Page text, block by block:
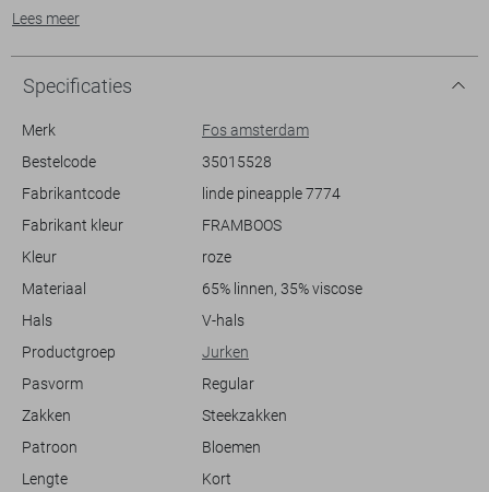
ervoor dat de stof licht en ademend aanvoelt, ideaal voor warme
een zachte achtergrond, straal jij moeiteloos een zomerse flair uit. De
praktische steekzakken voegen niet alleen gemak toe, maar geven de
jurk ook een relaxte uitstraling.
keuze voor diverse informele gelegenheden, van een strandwandeling
tot een ontspannen lunch met vrienden. Dankzij de korte lengte blijf jij
koel en comfortabel, terwijl je toch stijlvol voor de dag komt.
complete, moeiteloos chique look. Deze jurk is een must voor iedereen
Meer informatie:
Lees meer
Specificaties
Merk
Fos amsterdam
Bestelcode
35015528
Fabrikantcode
linde pineapple 7774
Fabrikant kleur
FRAMBOOS
Kleur
roze
Materiaal
65% linnen, 35% viscose
Hals
V-hals
Productgroep
Jurken
Pasvorm
Regular
Zakken
Steekzakken
Patroon
Bloemen
Lengte
Kort